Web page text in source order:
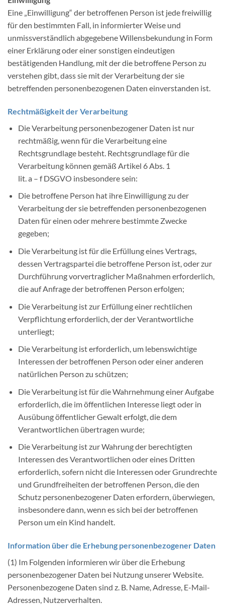
Eine „Einwilligung“ der betroffenen Person ist jede freiwillig
für den bestimmten Fall, in informierter Weise und
unmissverständlich abgegebene Willensbekundung in Form
einer Erklärung oder einer sonstigen eindeutigen
bestätigenden Handlung, mit der die betroffene Person zu
verstehen gibt, dass sie mit der Verarbeitung der sie
betreffenden personenbezogenen Daten einverstanden ist.
Rechtmäßigkeit der Verarbeitung
Die Verarbeitung personenbezogener Daten ist nur
rechtmäßig, wenn für die Verarbeitung eine
Rechtsgrundlage besteht. Rechtsgrundlage für die
Verarbeitung können gemäß Artikel 6 Abs. 1
lit. a – f DSGVO insbesondere sein:
Die betroffene Person hat ihre Einwilligung zu der
Verarbeitung der sie betreffenden personenbezogenen
Daten für einen oder mehrere bestimmte Zwecke
gegeben;
Die Verarbeitung ist für die Erfüllung eines Vertrags,
dessen Vertragspartei die betroffene Person ist, oder zur
Durchführung vorvertraglicher Maßnahmen erforderlich,
die auf Anfrage der betroffenen Person erfolgen;
Die Verarbeitung ist zur Erfüllung einer rechtlichen
Verpflichtung erforderlich, der der Verantwortliche
unterliegt;
Die Verarbeitung ist erforderlich, um lebenswichtige
Interessen der betroffenen Person oder einer anderen
natürlichen Person zu schützen;
Die Verarbeitung ist für die Wahrnehmung einer Aufgabe
erforderlich, die im öffentlichen Interesse liegt oder in
Ausübung öffentlicher Gewalt erfolgt, die dem
Verantwortlichen übertragen wurde;
Die Verarbeitung ist zur Wahrung der berechtigten
Interessen des Verantwortlichen oder eines Dritten
erforderlich, sofern nicht die Interessen oder Grundrechte
und Grundfreiheiten der betroffenen Person, die den
Schutz personenbezogener Daten erfordern, überwiegen,
insbesondere dann, wenn es sich bei der betroffenen
Person um ein Kind handelt.
Information über die Erhebung personenbezogener Daten
(1) Im Folgenden informieren wir über die Erhebung
personenbezogener Daten bei Nutzung unserer Website.
Personenbezogene Daten sind z. B. Name, Adresse, E-Mail-
Adressen, Nutzerverhalten.